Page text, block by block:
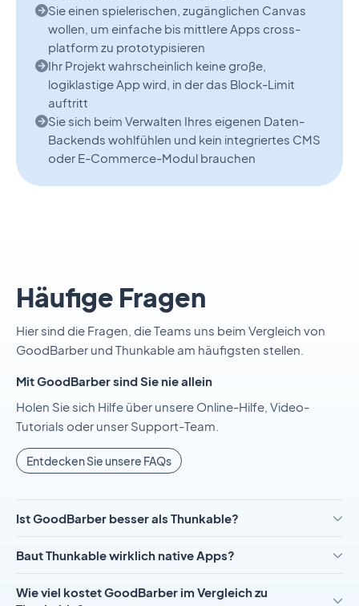
Sie einen spielerischen, zugänglichen Canvas
wollen, um einfache bis mittlere Apps cross-
platform zu prototypisieren
Ihr Projekt wahrscheinlich keine große,
logiklastige App wird, in der das Block-Limit
auftritt
Sie sich beim Verwalten Ihres eigenen Daten-
Backends wohlfühlen und kein integriertes CMS
oder E-Commerce-Modul brauchen
Häufige Fragen
Hier sind die Fragen, die Teams uns beim Vergleich von
GoodBarber und Thunkable am häufigsten stellen.
Mit GoodBarber sind Sie nie allein
Holen Sie sich Hilfe über unsere Online-Hilfe, Video-
Tutorials oder unser Support-Team.
Entdecken Sie unsere FAQs
Ist GoodBarber besser als Thunkable?
Baut Thunkable wirklich native Apps?
Wie viel kostet GoodBarber im Vergleich zu